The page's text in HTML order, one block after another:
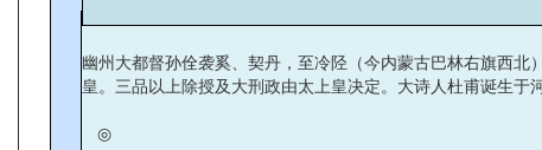
幽州大都督孙佺袭奚、契丹，至冷陉（今内蒙古巴林右旗西
皇。三品以上除授及大刑政由太上皇决定。大诗人杜甫诞生于
◎